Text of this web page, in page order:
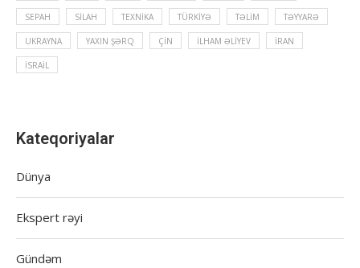
SEPAH SILAH TEXNIKA TÜRKIYƏ TƏLIM TƏYYARƏ
UKRAYNA YAXIN ŞƏRQ ÇIN İLHAM ƏLIYEV İRAN
İSRAIL
Kateqoriyalar
Dünya
Ekspert rəyi
Gündəm